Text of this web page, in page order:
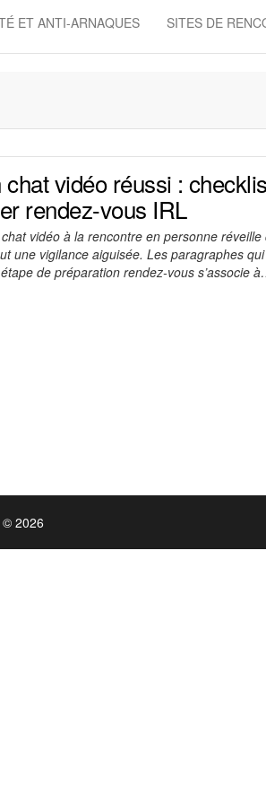
ET ANTI-ARNAQUES SITES DE
chat vidéo réussi :
rendez-vous IRL
vidéo à la rencontre en personne
une vigilance aiguisée. Les paragraphes
de préparation rendez-vous s’associe
2026